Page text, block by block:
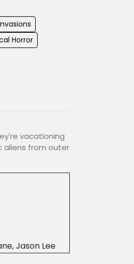
Horror
vacationing
aliens from outer
Jason Lee